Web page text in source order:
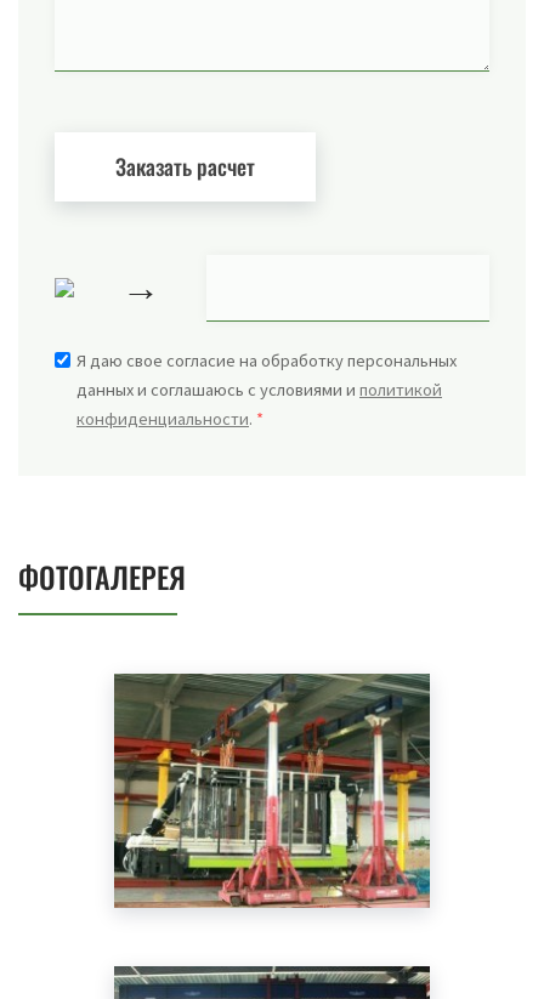
→
Я даю свое согласие на обработку персональных
данных и соглашаюсь с условиями и политикой
конфиденциальности. *
ФОТОГАЛЕРЕЯ